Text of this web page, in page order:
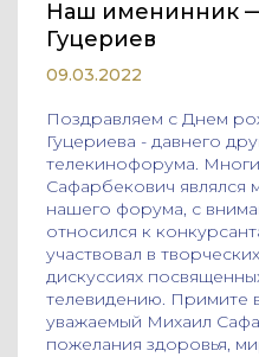
Наш именинник
Гуцериев
09.03.2022
Поздравляем с Днем
Гуцериева - давнего
телекинофорума.
Сафарбекович являлся
нашего форума, с
относился к
участвовал в
дискуссиях
телевидению. Примите
уважаемый Михаил
пожелания здоровья,